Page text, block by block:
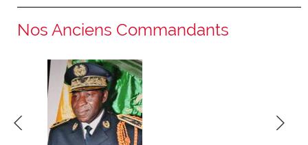
Nos Anciens Commandants